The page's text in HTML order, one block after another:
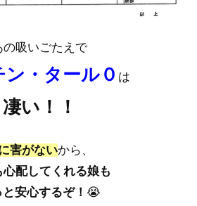
の吸いごたえで
ン・タール０ は
凄い！！
害がないから、
心配してくれる娘も
と安心するぞ！ 😭